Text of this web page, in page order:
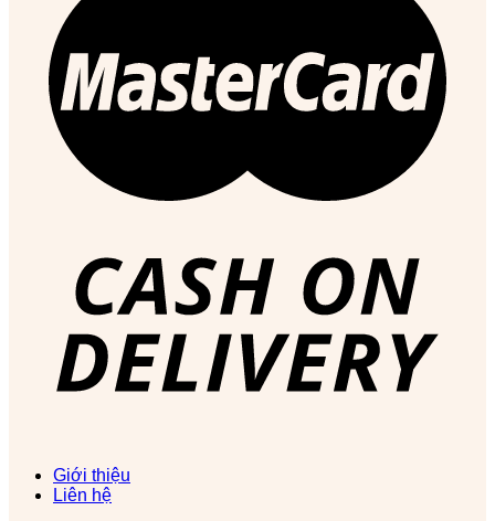
Giới thiệu
Liên hệ